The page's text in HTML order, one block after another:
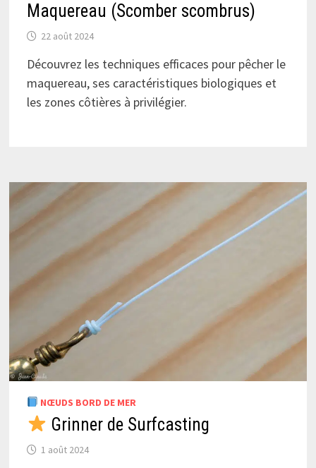
Maquereau (Scomber scombrus)
22 août 2024
Découvrez les techniques efficaces pour pêcher le
maquereau, ses caractéristiques biologiques et
les zones côtières à privilégier.
NŒUDS BORD DE MER
Grinner de Surfcasting
1 août 2024